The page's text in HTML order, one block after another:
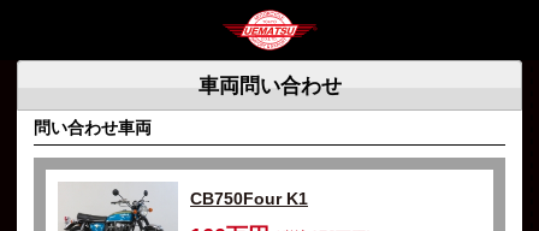
車両問い合わせ
問い合わせ車両
CB750Four K1